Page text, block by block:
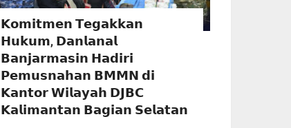
𝗞𝗼𝗺𝗶𝘁𝗺𝗲𝗻 𝗧𝗲𝗴𝗮𝗸𝗸𝗮𝗻
𝗛𝘂𝗸𝘂𝗺, 𝗗𝗮𝗻𝗹𝗮𝗻𝗮𝗹
𝗕𝗮𝗻𝗷𝗮𝗿𝗺𝗮𝘀𝗶𝗻 𝗛𝗮𝗱𝗶𝗿𝗶
𝗣𝗲𝗺𝘂𝘀𝗻𝗮𝗵𝗮𝗻 𝗕𝗠𝗠𝗡 𝗱𝗶
𝗞𝗮𝗻𝘁𝗼𝗿 𝗪𝗶𝗹𝗮𝘆𝗮𝗵 𝗗𝗝𝗕𝗖
𝗞𝗮𝗹𝗶𝗺𝗮𝗻𝘁𝗮𝗻 𝗕𝗮𝗴𝗶𝗮𝗻 𝗦𝗲𝗹𝗮𝘁𝗮𝗻